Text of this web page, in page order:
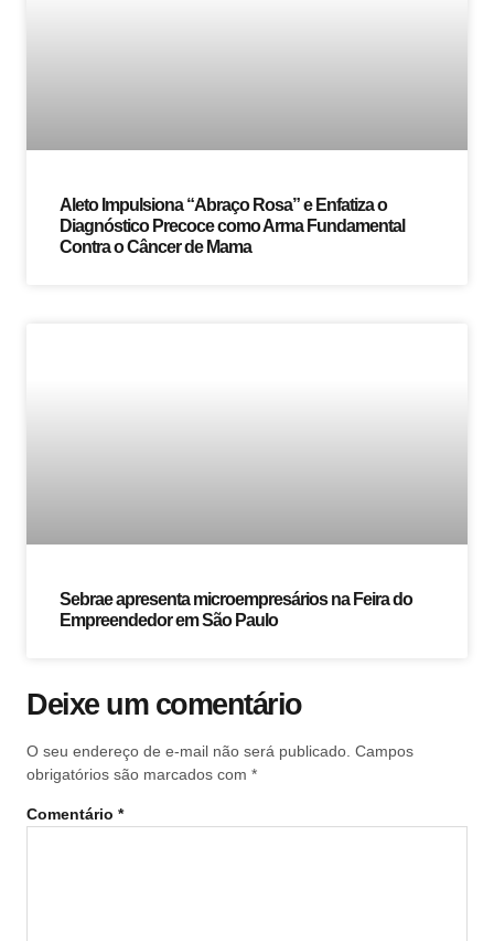
Aleto Impulsiona “Abraço Rosa” e Enfatiza o
Diagnóstico Precoce como Arma Fundamental
Contra o Câncer de Mama
Sebrae apresenta microempresários na Feira do
Empreendedor em São Paulo
Deixe um comentário
O seu endereço de e-mail não será publicado. Campos
obrigatórios são marcados com *
Comentário *